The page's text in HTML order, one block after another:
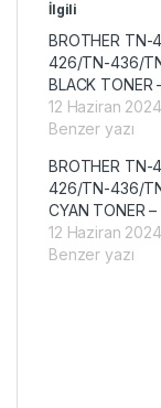
İlgili
BROTHER TN-
426/TN-436/
BLACK TONER
12 Haziran 2024
Benzer yazı
BROTHER TN-
426/TN-436/
CYAN TONER
12 Haziran 2024
Benzer yazı